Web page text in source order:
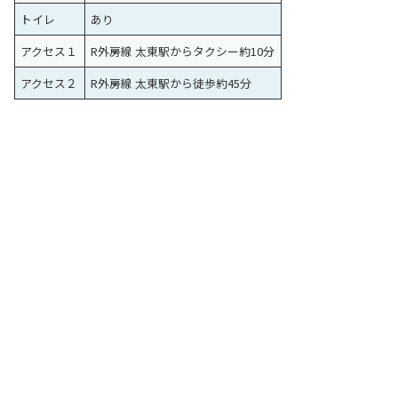
トイレ
あり
アクセス１
R外房線 太東駅からタクシー約10分
アクセス２
R外房線 太東駅から徒歩約45分